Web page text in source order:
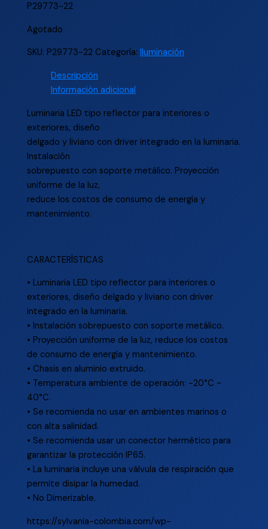
P29773-22
Agotado
SKU:P29773-22 Categoría:Iluminación
Descripción
Información adicional
Luminaria LED tipo reflector para interiores o
exteriores, diseño
delgado y liviano con driver integrado en la luminaria.
Instalación
sobrepuesto con soporte metálico. Proyección
uniforme de la luz,
reduce los costos de consumo de energía y
mantenimiento.
CARACTERÍSTICAS
• Luminaria LED tipo reflector para interiores o
exteriores, diseño delgado y liviano con driver
integrado en la luminaria.
• Instalación sobrepuesto con soporte metálico.
• Proyección uniforme de la luz, reduce los costos
de consumo de energía y mantenimiento.
• Chasis en aluminio extruido.
• Temperatura ambiente de operación: -20°C ~
40°C.
• Se recomienda no usar en ambientes marinos o
con alta salinidad.
• Se recomienda usar un conector hermético para
garantizar la protección IP65.
• La luminaria incluye una válvula de respiración que
permite disipar la humedad.
• No Dimerizable.
https://sylvania-colombia.com/wp-